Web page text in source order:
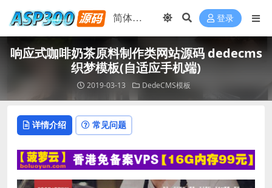
登录
响应式咖啡奶茶原料制作类网站源码 dedecms
织梦模板(自适应手机端)
2019-03-13 DedeCMS模板
详情介绍 常见问题